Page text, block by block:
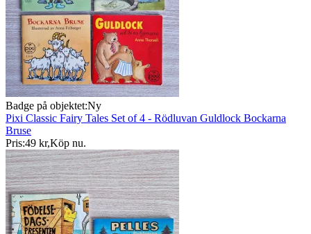
Badge på objektet:Ny
Pixi Classic Fairy Tales Set of 4 - Rödluvan Guldlock Bockarna
Bruse
Pris:49 kr,Köp nu.